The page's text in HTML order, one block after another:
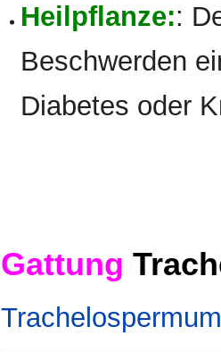
Heilpflanze::
Beschwerden
Diabetes oder
Gattung